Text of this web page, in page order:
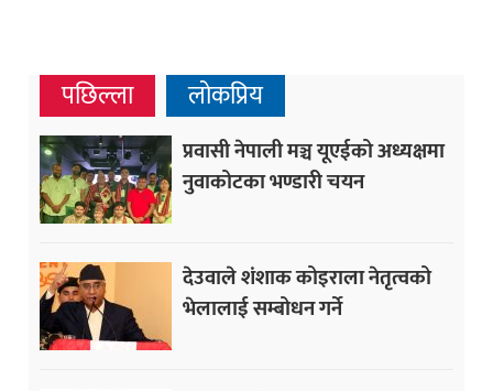
पछिल्ला लोकप्रिय
प्रवासी नेपाली मञ्च यूएईको अध्यक्षमा
नुवाकोटका भण्डारी चयन
देउवाले शंशाक कोइराला नेतृत्वको
भेलालाई सम्बोधन गर्ने